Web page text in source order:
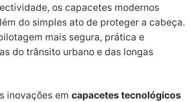
os capacetes modernos
do simples ato de proteger a cabeça.
mais segura, prática e
do trânsito urbano e das longas
inovações em capacetes tecnológicos